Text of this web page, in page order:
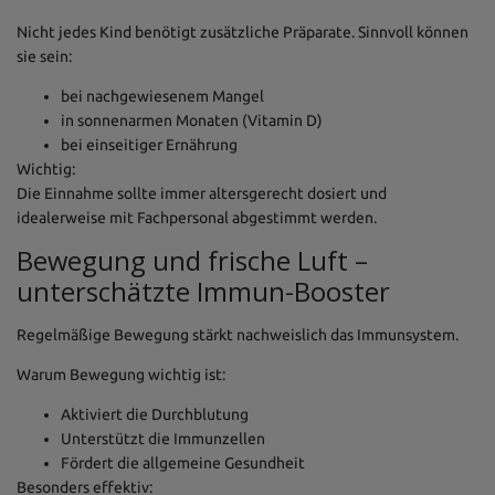
Nicht jedes Kind benötigt zusätzliche Präparate. Sinnvoll können
sie sein:
bei nachgewiesenem Mangel
in sonnenarmen Monaten (Vitamin D)
bei einseitiger Ernährung
Wichtig:
Die Einnahme sollte immer altersgerecht dosiert und
idealerweise mit Fachpersonal abgestimmt werden.
Bewegung und frische Luft –
unterschätzte Immun-Booster
Regelmäßige Bewegung stärkt nachweislich das Immunsystem.
Warum Bewegung wichtig ist:
Aktiviert die Durchblutung
Unterstützt die Immunzellen
Fördert die allgemeine Gesundheit
Besonders effektiv: